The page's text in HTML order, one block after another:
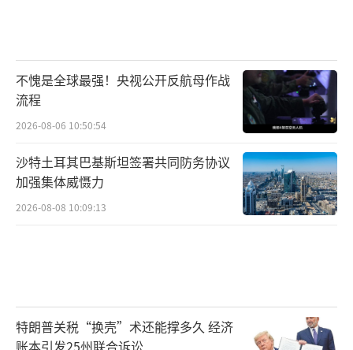
不愧是全球最强！央视公开反航母作战
流程
2026-08-06 10:50:54
沙特土耳其巴基斯坦签署共同防务协议
加强集体威慑力
2026-08-08 10:09:13
特朗普关税“换壳”术还能撑多久 经济